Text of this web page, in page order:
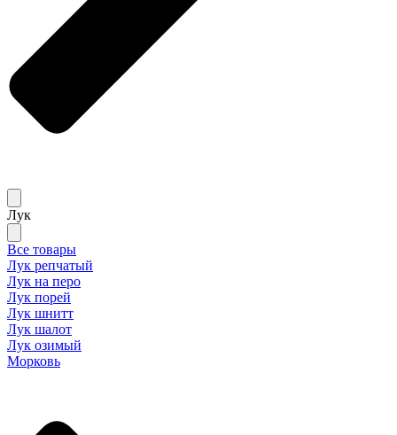
Лук
Все товары
Лук репчатый
Лук на перо
Лук порей
Лук шнитт
Лук шалот
Лук озимый
Морковь